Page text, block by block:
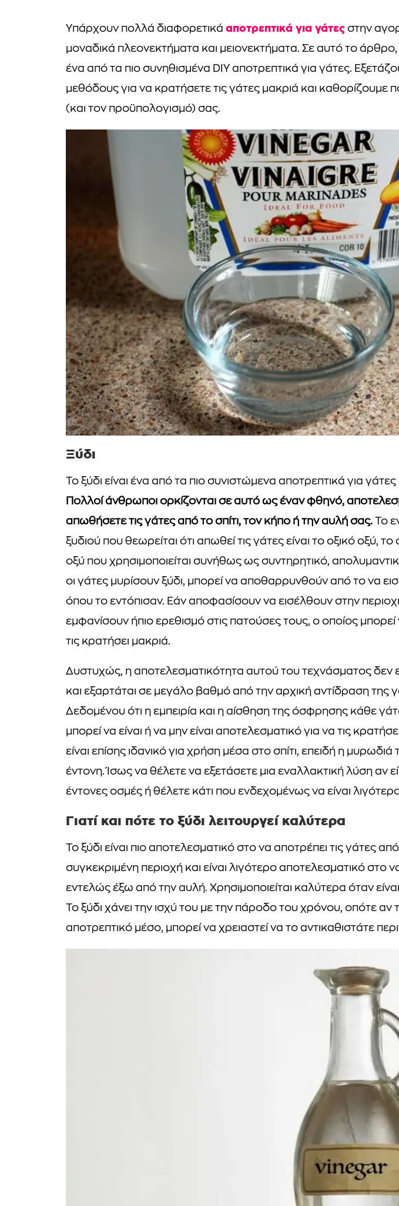
Υπάρχουν πολλά διαφορετικά αποτρεπτικά για γάτες στην
μοναδικά πλεονεκτήματα και μειονεκτήματα. Σε αυτό το άρθρο,
ένα από τα πιο συνηθισμένα DIY αποτρεπτικά για γάτες.
μεθόδους για να κρατήσετε τις γάτες μακριά και καθορίζουμε
(και τον προϋπολογισμό) σας.
Ξύδι
Το ξύδι είναι ένα από τα πιο συνιστώμενα αποτρεπτικά για
Πολλοί άνθρωποι ορκίζονται σε αυτό ως έναν φθηνό,
απωθήσετε τις γάτες από το σπίτι, τον κήπο ή την αυλή σας. Το
ξυδιού που θεωρείται ότι απωθεί τις γάτες είναι το οξικό οξύ,
οξύ που χρησιμοποιείται συνήθως ως συντηρητικό,
οι γάτες μυρίσουν ξύδι, μπορεί να αποθαρρυνθούν από το να
όπου το εντόπισαν. Εάν αποφασίσουν να εισέλθουν στην
εμφανίσουν ήπιο ερεθισμό στις πατούσες τους, ο οποίος μπορεί
τις κρατήσει μακριά.
Δυστυχώς, η αποτελεσματικότητα αυτού του τεχνάσματος δεν
και εξαρτάται σε μεγάλο βαθμό από την αρχική αντίδραση της
Δεδομένου ότι η εμπειρία και η αίσθηση της όσφρησης κάθε
μπορεί να είναι ή να μην είναι αποτελεσματικό για να τις
είναι επίσης ιδανικό για χρήση μέσα στο σπίτι, επειδή η μυρωδιά
έντονη. Ίσως να θέλετε να εξετάσετε μια εναλλακτική λύση αν
έντονες οσμές ή θέλετε κάτι που ενδεχομένως να είναι
Γιατί και πότε το ξύδι λειτουργεί καλύτερα
Το ξύδι είναι πιο αποτελεσματικό στο να αποτρέπει τις γάτες
συγκεκριμένη περιοχή και είναι λιγότερο αποτελεσματικό στο
εντελώς έξω από την αυλή. Χρησιμοποιείται καλύτερα όταν
Το ξύδι χάνει την ισχύ του με την πάροδο του χρόνου, οπότε αν
αποτρεπτικό μέσο, μπορεί να χρειαστεί να το αντικαθιστάτε